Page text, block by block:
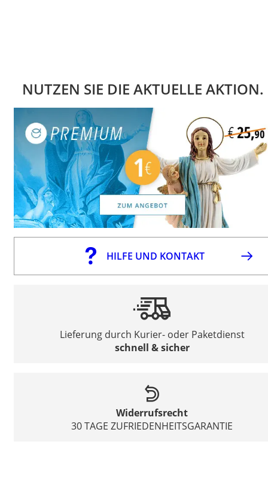
NUTZEN SIE DIE AKTUELLE AKTION.
HILFE UND KONTAKT
Lieferung durch Kurier- oder Paketdienst
schnell & sicher
Widerrufsrecht
30 TAGE ZUFRIEDENHEITSGARANTIE